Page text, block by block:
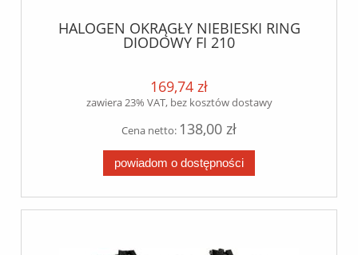
HALOGEN OKRĄGŁY NIEBIESKI RING
DIODOWY FI 210
169,74 zł
zawiera 23% VAT, bez kosztów dostawy
Cena netto: 138,00 zł
powiadom o dostępności